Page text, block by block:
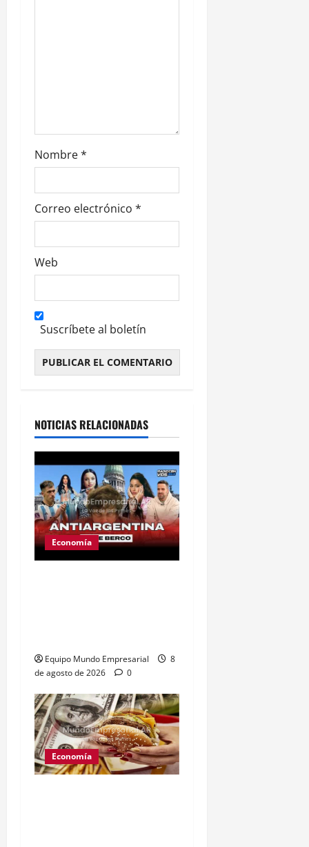
a
s
Nombre*
Correo electrónico *
Web
Suscríbete al boletín
NOTICIAS RELACIONADAS
Economía
Equipo Mundo Empresarial
8
de agosto de 2026
0
Economía